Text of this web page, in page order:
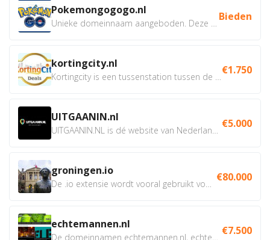
Pokemongogogo.nl Bieden
kortingcity.nl €1.750
UITGAANIN.nl €5.000
groningen.io €80.000
echtemannen.nl €7.500